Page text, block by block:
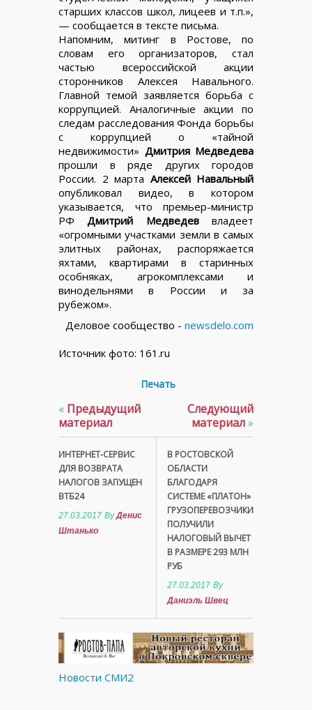
старших классов школ, лицеев и т.п.»,
— сообщается в тексте письма.
Напомним, митинг в Ростове, по
словам его организаторов, стал
частью всероссийской акции
сторонников Алексея Навального.
Главной темой заявляется борьба с
коррупцией. Аналогичные акции по
следам расследования Фонда борьбы
с коррупцией о «тайной
недвижимости» Дмитрия Медведева
прошли в ряде других городов
России. 2 марта Алексей Навальный
опубликовал видео, в котором
указывается, что премьер-министр
РФДмитрий Медведеввладеет
«огромными участками земли в самых
элитных районах, распоряжается
яхтами, квартирами в старинных
особняках, агрокомплексами и
винодельнями в России и за
рубежом».
Деловое сообщество - newsdelo.com
Источник фото: 161.ru
Печать
« Предыдущий
материал
ИНТЕРНЕТ-СЕРВИС
ДЛЯ ВОЗВРАТА
НАЛОГОВ ЗАПУЩЕН
ВТБ24
27.03.2017 ByДенис
Штанько
Следующий
материал»
В РОСТОВСКОЙ
ОБЛАСТИ
БЛАГОДАРЯ
СИСТЕМЕ «ПЛАТОН»
ГРУЗОПЕРЕВОЗЧИКИ
ПОЛУЧИЛИ
НАЛОГОВЫЙ ВЫЧЕТ
В РАЗМЕРЕ 293 МЛН
РУБ
27.03.2017 By
Даниэль Швец
Новости СМИ2